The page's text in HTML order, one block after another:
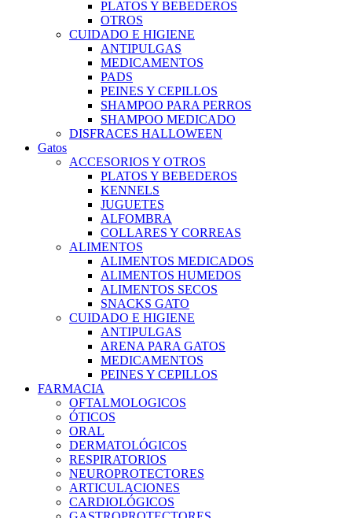
PLATOS Y BEBEDEROS
OTROS
CUIDADO E HIGIENE
ANTIPULGAS
MEDICAMENTOS
PADS
PEINES Y CEPILLOS
SHAMPOO PARA PERROS
SHAMPOO MEDICADO
DISFRACES HALLOWEEN
Gatos
ACCESORIOS Y OTROS
PLATOS Y BEBEDEROS
KENNELS
JUGUETES
ALFOMBRA
COLLARES Y CORREAS
ALIMENTOS
ALIMENTOS MEDICADOS
ALIMENTOS HUMEDOS
ALIMENTOS SECOS
SNACKS GATO
CUIDADO E HIGIENE
ANTIPULGAS
ARENA PARA GATOS
MEDICAMENTOS
PEINES Y CEPILLOS
FARMACIA
OFTALMOLOGICOS
ÓTICOS
ORAL
DERMATOLÓGICOS
RESPIRATORIOS
NEUROPROTECTORES
ARTICULACIONES
CARDIOLÓGICOS